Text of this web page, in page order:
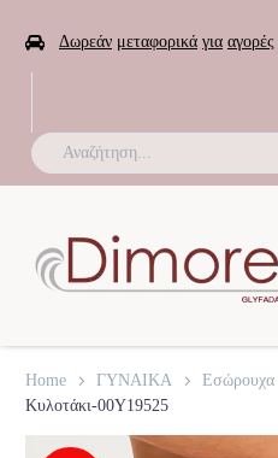
 Δωρεάν μεταφορικά για αγορές
Home ΓΥΝΑΙΚΑ Εσώρουχα
Κυλοτάκι-00Y19525